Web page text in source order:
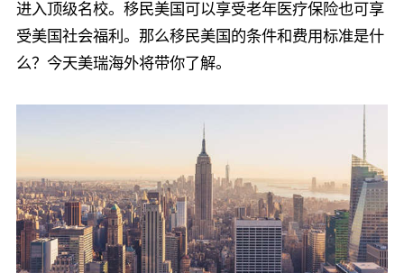
进入顶级名校。移民美国可以享受老年医疗保险也可享
受美国社会福利。那么移民美国的条件和费用标准是什
么？今天美瑞海外将带你了解。